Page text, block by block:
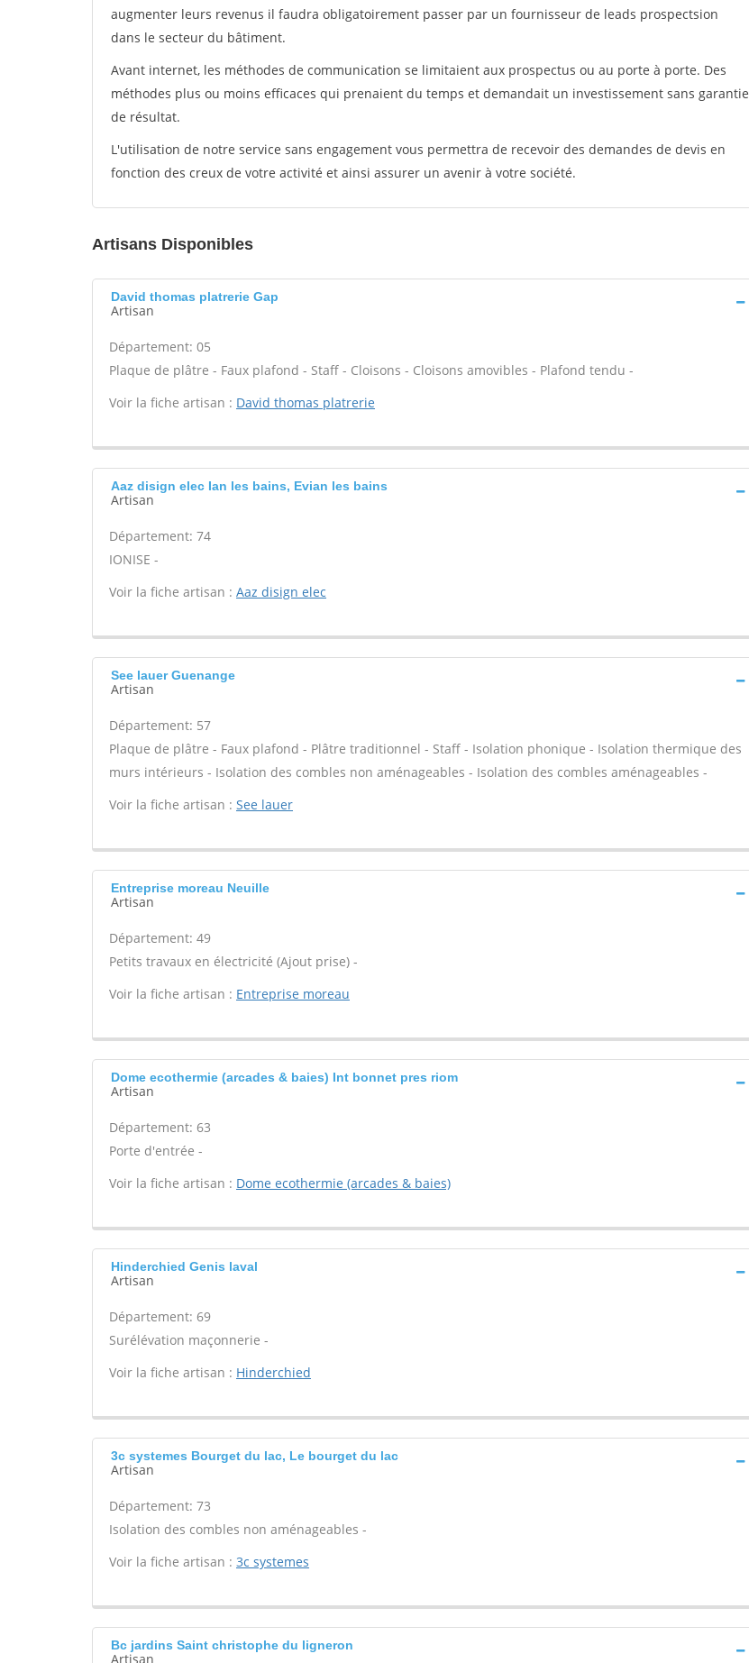
augmenter leurs revenus il faudra obligatoirement passer par un fournisseur de leads prospectsion
dans le secteur du bâtiment.
Avant internet, les méthodes de communication se limitaient aux prospectus ou au porte à porte. Des
méthodes plus ou moins efficaces qui prenaient du temps et demandait un investissement sans garantie
de résultat.
L'utilisation de notre service sans engagement vous permettra de recevoir des demandes de devis en
fonction des creux de votre activité et ainsi assurer un avenir à votre société.
Artisans Disponibles
David thomas platrerie Gap
Artisan
Département: 05
Plaque de plâtre - Faux plafond - Staff - Cloisons - Cloisons amovibles - Plafond tendu -
Voir la fiche artisan : David thomas platrerie
Aaz disign elec Ian les bains, Evian les bains
Artisan
Département: 74
IONISE -
Voir la fiche artisan : Aaz disign elec
See lauer Guenange
Artisan
Département: 57
Plaque de plâtre - Faux plafond - Plâtre traditionnel - Staff - Isolation phonique - Isolation thermique des
murs intérieurs - Isolation des combles non aménageables - Isolation des combles aménageables -
Voir la fiche artisan : See lauer
Entreprise moreau Neuille
Artisan
Département: 49
Petits travaux en électricité (Ajout prise) -
Voir la fiche artisan : Entreprise moreau
Dome ecothermie (arcades & baies) Int bonnet pres riom
Artisan
Département: 63
Porte d'entrée -
Voir la fiche artisan : Dome ecothermie (arcades & baies)
Hinderchied Genis laval
Artisan
Département: 69
Surélévation maçonnerie -
Voir la fiche artisan : Hinderchied
3c systemes Bourget du lac, Le bourget du lac
Artisan
Département: 73
Isolation des combles non aménageables -
Voir la fiche artisan : 3c systemes
Bc jardins Saint christophe du ligneron
Artisan